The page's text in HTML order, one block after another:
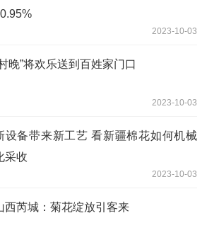
2023-10-03
晚”将欢乐送到百姓家门口
2023-10-03
设备带来新工艺 看新疆棉花如何机械
采收
2023-10-03
西芮城：菊花绽放引客来